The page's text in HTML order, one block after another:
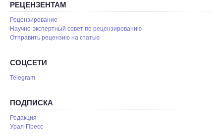
РЕЦЕНЗЕНТАМ
Рецензирование
Научно-экспертный совет по рецензированию
Отправить рецензию на статью
СОЦСЕТИ
Telegram
ПОДПИСКА
Редакция
Урал-Пресс